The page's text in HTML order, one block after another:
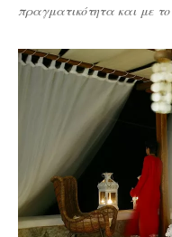
πραγματικότητα και με